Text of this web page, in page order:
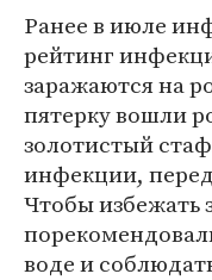
Ранее в июле
рейтинг
заражаются на
пятерку вошли
золотистый
инфекции,
Чтобы избежать
воде и